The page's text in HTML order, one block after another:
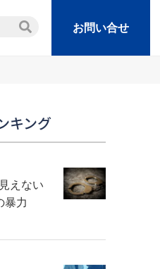
お問い合せ
キング
えない
暴力